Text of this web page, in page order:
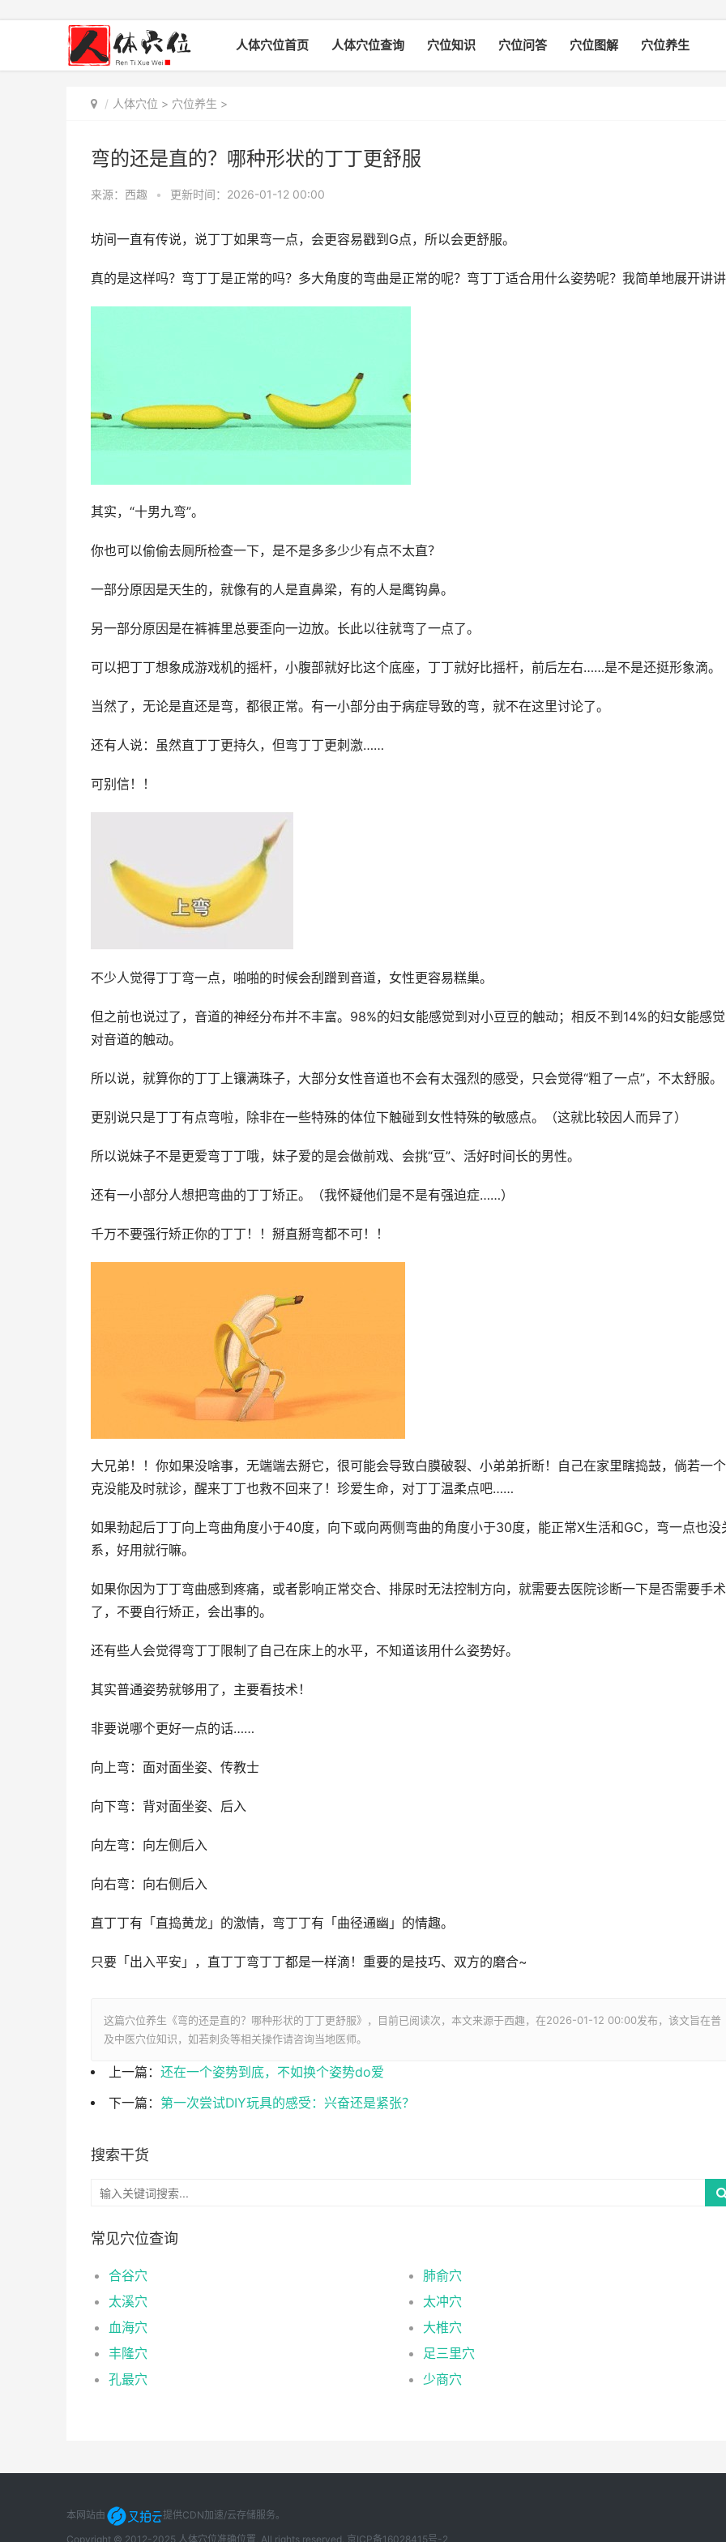
人体穴位首页 人体穴位查询 穴位知识 穴位问答 穴位图解 穴位养生
人体穴位 > 穴位养生 >
弯的还是直的？哪种形状的丁丁更舒服
来源：西趣 • 更新时间：2026-01-12 00:00
坊间一直有传说，说丁丁如果弯一点，会更容易戳到G点，所以会更舒服。
真的是这样吗？弯丁丁是正常的吗？多大角度的弯曲是正常的呢？弯丁丁适合用什么姿势呢？我简单地展开讲
其实，“十男九弯”。
你也可以偷偷去厕所检查一下，是不是多多少少有点不太直？
一部分原因是天生的，就像有的人是直鼻梁，有的人是鹰钩鼻。
另一部分原因是在裤裤里总要歪向一边放。长此以往就弯了一点了。
可以把丁丁想象成游戏机的摇杆，小腹部就好比这个底座，丁丁就好比摇杆，前后左右……是不是还挺形象滴。
当然了，无论是直还是弯，都很正常。有一小部分由于病症导致的弯，就不在这里讨论了。
还有人说：虽然直丁丁更持久，但弯丁丁更刺激……
可别信！！
不少人觉得丁丁弯一点，啪啪的时候会刮蹭到音道，女性更容易糕巢。
但之前也说过了，音道的神经分布并不丰富。98%的妇女能感觉到对小豆豆的触动；相反不到14%的妇女能感
对音道的触动。
所以说，就算你的丁丁上镶满珠子，大部分女性音道也不会有太强烈的感受，只会觉得“粗了一点”，不太舒服。
更别说只是丁丁有点弯啦，除非在一些特殊的体位下触碰到女性特殊的敏感点。（这就比较因人而异了）
所以说妹子不是更爱弯丁丁哦，妹子爱的是会做前戏、会挑“豆”、活好时间长的男性。
还有一小部分人想把弯曲的丁丁矫正。（我怀疑他们是不是有强迫症……）
千万不要强行矫正你的丁丁！！掰直掰弯都不可！！
大兄弟！！你如果没啥事，无端端去掰它，很可能会导致白膜破裂、小弟弟折断！自己在家里瞎捣鼓，倘若一
克没能及时就诊，醒来丁丁也救不回来了！珍爱生命，对丁丁温柔点吧……
如果勃起后丁丁向上弯曲角度小于40度，向下或向两侧弯曲的角度小于30度，能正常X生活和GC，弯一点也没
系，好用就行嘛。
如果你因为丁丁弯曲感到疼痛，或者影响正常交合、排尿时无法控制方向，就需要去医院诊断一下是否需要手术
了，不要自行矫正，会出事的。
还有些人会觉得弯丁丁限制了自己在床上的水平，不知道该用什么姿势好。
其实普通姿势就够用了，主要看技术！
非要说哪个更好一点的话……
向上弯：面对面坐姿、传教士
向下弯：背对面坐姿、后入
向左弯：向左侧后入
向右弯：向右侧后入
直丁丁有「直捣黄龙」的激情，弯丁丁有「曲径通幽」的情趣。
只要「出入平安」，直丁丁弯丁丁都是一样滴！重要的是技巧、双方的磨合~
这篇穴位养生《弯的还是直的？哪种形状的丁丁更舒服》，目前已阅读次，本文来源于西趣，在2026-01-12 00:00发布，该文旨在普
及中医穴位知识，如若刺灸等相关操作请咨询当地医师。
上一篇： 还在一个姿势到底，不如换个姿势do爱
下一篇： 第一次尝试DIY玩具的感受：兴奋还是紧张？
搜索干货
常见穴位查询
合谷穴
肺俞穴
太溪穴
太冲穴
血海穴
大椎穴
丰隆穴
足三里穴
孔最穴
少商穴
本网站由 提供CDN加速/云存储服务。
Copyright © 2012-2025 人体穴位准确位置, All rights reserved. 京ICP备16028415号-2